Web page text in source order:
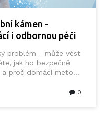
kámen -
i odbornou péči
problém - může vést
jak ho bezpečně
proč domácí metody
0